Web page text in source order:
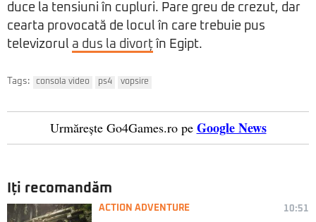
duce la tensiuni în cupluri. Pare greu de crezut, dar
cearta provocată de locul în care trebuie pus
televizorul a dus la divorț în Egipt.
Tags: consola video ps4 vopsire
Urmărește Go4Games.ro pe Google News
Iți recomandăm
ACTION ADVENTURE 10:51